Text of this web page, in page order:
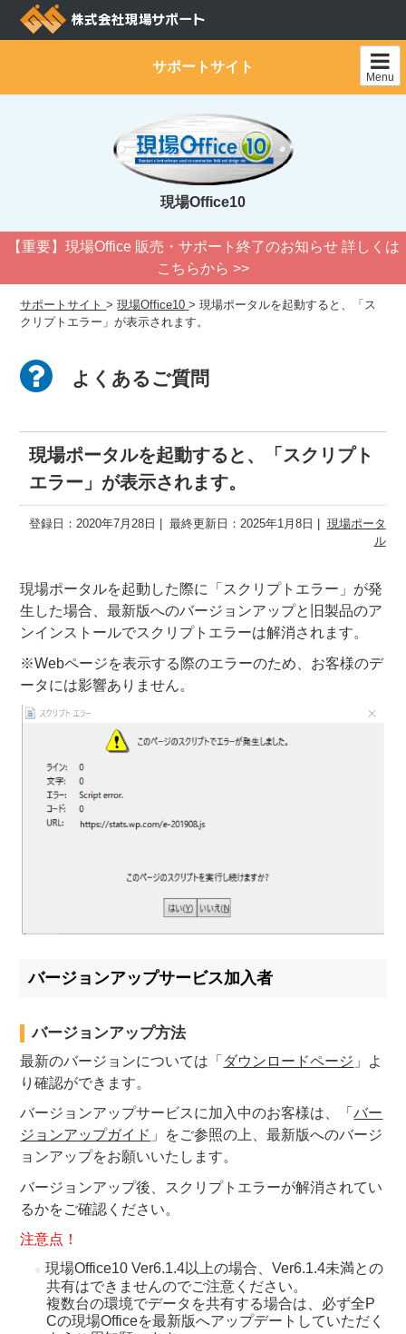
Skip
サポートサイト
Menu
現場Office10
【重要】現場Office 販売・サポート終了のお知らせ 詳しくは
こちらから >>
サポートサイト >現場Office10 >現場ポータルを起動すると、「ス
クリプトエラー」が表示されます。
よくあるご質問
現場ポータルを起動すると、「スクリプト
エラー」が表示されます。
登録日：2020年7月28日 最終更新日：2025年1月8日
現場ポータ
ル
現場ポータルを起動した際に「スクリプトエラー」が発
生した場合、最新版へのバージョンアップと旧製品のア
ンインストールでスクリプトエラーは解消されます。
※Webページを表示する際のエラーのため、お客様のデ
ータには影響ありません。
バージョンアップサービス加入者
バージョンアップ方法
最新のバージョンについては「 ダウンロードページ 」よ
り確認ができます。
バージョンアップサービスに加入中のお客様は、「バー
ジョンアップガイド 」をご参照の上、最新版へのバージ
ョンアップをお願いいたします。
バージョンアップ後、スクリプトエラーが解消されてい
るかをご確認ください。
注意点！
現場Office10 Ver6.1.4以上の場合、Ver6.1.4未満との
共有はできませんのでご注意ください。
複数台の環境でデータを共有する場合は、必ず全P
Cの現場Officeを最新版へアップデートしていただく